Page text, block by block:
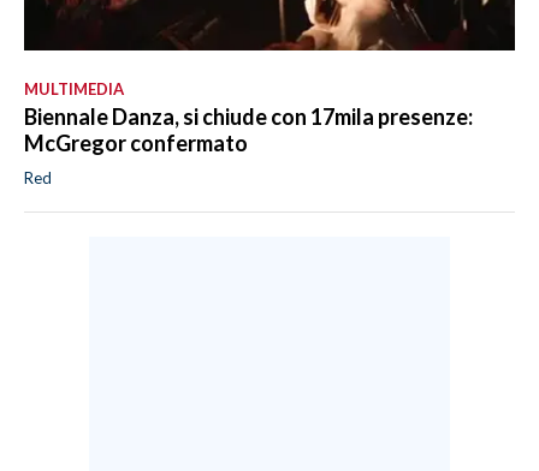
MULTIMEDIA
Biennale Danza, si chiude con 17mila presenze:
McGregor confermato
Red